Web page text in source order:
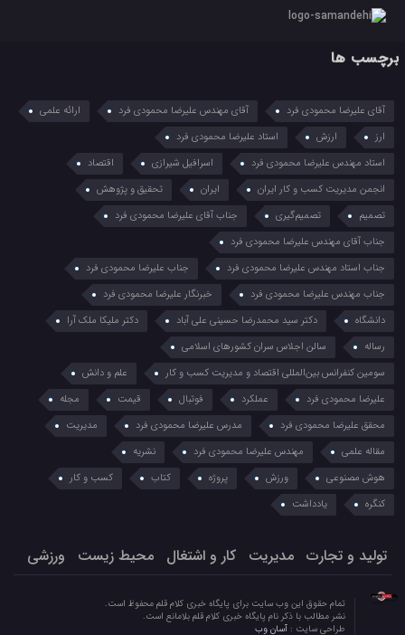
برچسب ها
آقای علیرضا محمودی فرد آقای مهندس علیرضا محمودی فرد
ارائه علمی
ارز
ارزش
استاد علیرضا محمودی فرد
استاد مهندس علیرضا محمودی فرد
اسرافیل شیرازی
اقتصاد
انجمن مدیریت کسب و کار ایران
ایران
تحقیق و پژوهش
تصمیم
تصمیم‌گیری
جناب آقای علیرضا محمودی فرد
جناب آقای مهندس علیرضا محمودی فرد
جناب استاد مهندس علیرضا محمودی فرد
جناب علیرضا محمودی فرد
جناب مهندس علیرضا محمودی فرد
خبرنگار علیرضا محمودی فرد
دانشگاه
دکتر سید محمدرضا حسینی علی آباد
دکتر ملیکا ملک آرا
رساله
سالن اجلاس سران کشورهای اسلامی
سومین کنفرانس بین‌المللی اقتصاد و مدیریت کسب و کار
علم و دانش
علیرضا محمودی فرد
عملکرد فوتبال قیمت
مجله
محقق علیرضا محمودی فرد
مدرس علیرضا محمودی فرد
مدیریت
مقاله علمی
مهندس علیرضا محمودی فرد
نشریه
هوش مصنوعی
ورزش پروژه کتاب
کسب و کار
کنگره
یادداشت
تولید و تجارت مدیریت کار و اشتغال محیط زیست ورزشی
تمام حقوق این وب سایت برای پایگاه خبری کلام قلم محفوظ است.
نشر مطالب با ذکر نام پایگاه خبری کلام قلم بلامانع است.
طراحی سایت : آسان وب